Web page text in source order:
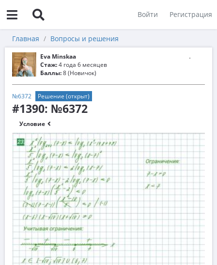
Войти Регистрация
Главная Вопросы и решения
Eva Minskaa
Стаж:4 года 6 месяцев
Баллы:8 (Новичок)
№6372 Решение (открыт)
#1390: №6372
Условие